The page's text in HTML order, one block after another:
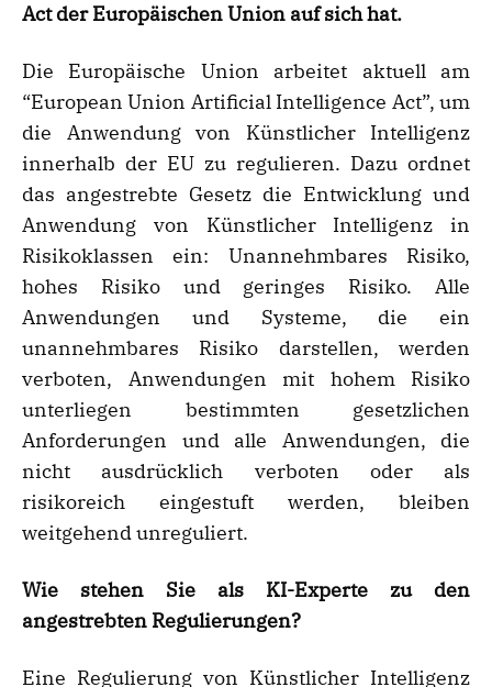
Act der Europäischen Union auf sich hat.
Die Europäische Union arbeitet aktuell am
“European Union Artificial Intelligence Act”, um
die Anwendung von Künstlicher Intelligenz
innerhalb der EU zu regulieren. Dazu ordnet
das angestrebte Gesetz die Entwicklung und
Anwendung von Künstlicher Intelligenz in
Risikoklassen ein: Unannehmbares Risiko,
hohes Risiko und geringes Risiko. Alle
Anwendungen und Systeme, die ein
unannehmbares Risiko darstellen, werden
verboten, Anwendungen mit hohem Risiko
unterliegen bestimmten gesetzlichen
Anforderungen und alle Anwendungen, die
nicht ausdrücklich verboten oder als
risikoreich eingestuft werden, bleiben
weitgehend unreguliert.
Wie stehen Sie als KI-Experte zu den
angestrebten Regulierungen?
Eine Regulierung von Künstlicher Intelligenz